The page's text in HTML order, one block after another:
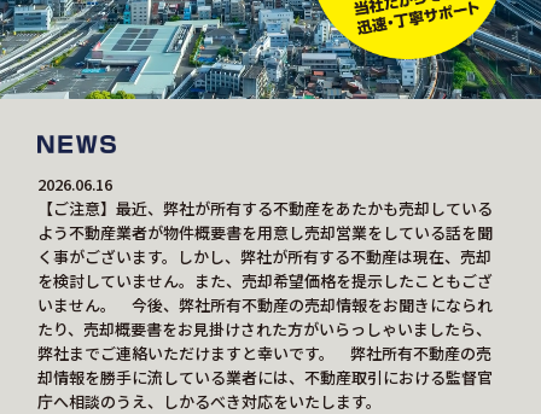
2026.06.16
【ご注意】最近、弊社が所有する不動産をあたかも売却している
よう不動産業者が物件概要書を用意し売却営業をしている話を聞
く事がございます。しかし、弊社が所有する不動産は現在、売却
を検討していません。また、売却希望価格を提示したこともござ
いません。 今後、弊社所有不動産の売却情報をお聞きになられ
たり、売却概要書をお見掛けされた方がいらっしゃいましたら、
弊社までご連絡いただけますと幸いです。 弊社所有不動産の売
却情報を勝手に流している業者には、不動産取引における監督官
庁へ相談のうえ、しかるべき対応をいたします。